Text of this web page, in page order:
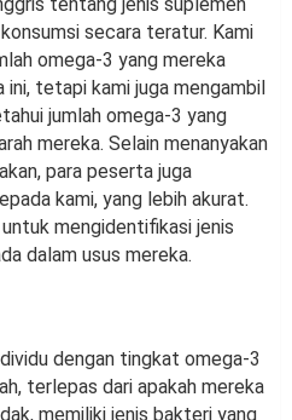
secara teratur. Kami
omega-3 yang mereka
ini, tetapi kami juga mengambil
jumlah omega-3 yang
mereka. Selain menanyakan
para peserta juga
kami, yang lebih akurat.
mengidentifikasi jenis
dalam usus mereka.
dengan tingkat omega-3
terlepas dari apakah mereka
memiliki jenis bakteri yang